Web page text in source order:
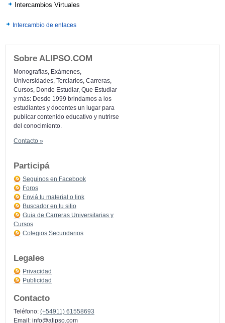
Intercambios Virtuales
Intercambio de enlaces
Sobre ALIPSO.COM
Monografias, Exámenes,
Universidades, Terciarios, Carreras,
Cursos, Donde Estudiar, Que Estudiar
y más: Desde 1999 brindamos a los
estudiantes y docentes un lugar para
publicar contenido educativo y nutrirse
del conocimiento.
Contacto »
Participá
Seguinos en Facebook
Foros
Enviá tu material o link
Buscador en tu sitio
Guia de Carreras Universitarias y
Cursos
Colegios Secundarios
Legales
Privacidad
Publicidad
Contacto
Teléfono: (+54911) 61558693
Email: info@alipso.com